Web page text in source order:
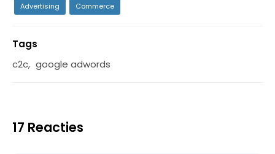
Advertising Commerce
Tags
c2c, google adwords
17 Reacties